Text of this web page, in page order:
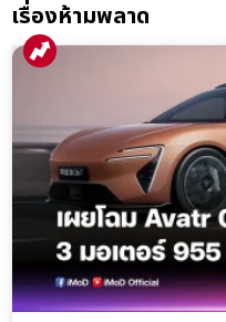
เรื่องห้ามพลาด